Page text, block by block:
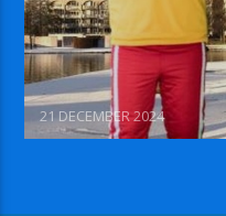
21 DECEMBER 2024